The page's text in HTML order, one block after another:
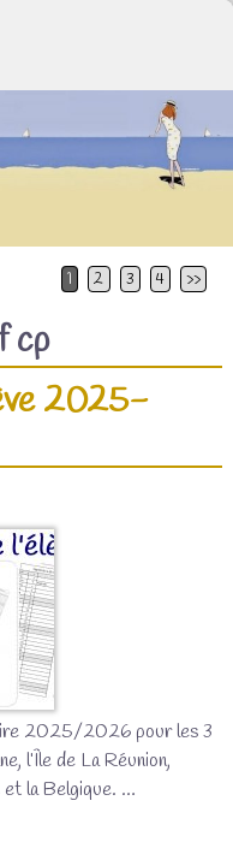
1 2 3 4 >>
cp
2025-
2025/2026 pour les 3
l’Île de La Réunion,
la Belgique. …